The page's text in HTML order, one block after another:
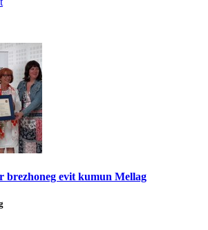
brezhoneg evit kumun Mellag